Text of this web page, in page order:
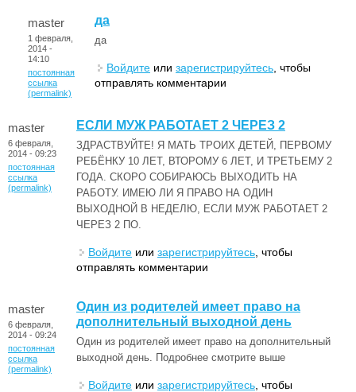
master
1 февраля,
2014 -
14:10
постоянная
ссылка
(permalink)
да
да
Войдите или зарегистрируйтесь , чтобы
отправлять комментарии
master
6 февраля,
2014 - 09:23
постоянная
ссылка
(permalink)
ЕСЛИ МУЖ РАБОТАЕТ 2 ЧЕРЕЗ 2
ЗДРАСТВУЙТЕ! Я МАТЬ ТРОИХ ДЕТЕЙ, ПЕРВОМУ
РЕБЁНКУ 10 ЛЕТ, ВТОРОМУ 6 ЛЕТ, И ТРЕТЬЕМУ 2
ГОДА. СКОРО СОБИРАЮСЬ ВЫХОДИТЬ НА
РАБОТУ. ИМЕЮ ЛИ Я ПРАВО НА ОДИН
ВЫХОДНОЙ В НЕДЕЛЮ, ЕСЛИ МУЖ РАБОТАЕТ 2
ЧЕРЕЗ 2 ПО.
Войдите или зарегистрируйтесь , чтобы
отправлять комментарии
master
6 февраля,
2014 - 09:24
постоянная
ссылка
(permalink)
Один из родителей имеет право на
дополнительный выходной день
Один из родителей имеет право на дополнительный
выходной день. Подробнее смотрите выше
Войдите или зарегистрируйтесь , чтобы